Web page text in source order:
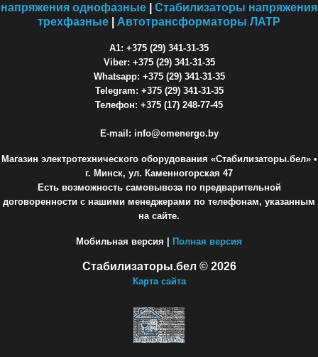
напряжения однофазные
Стабилизаторы напряжения
трехфазные
Автотрансформаторы ЛАТР
A1: +375 (29) 341-31-35
Viber: +375 (29) 341-31-35
Whatsapp: +375 (29) 341-31-35
Telegram: +375 (29) 341-31-35
Телефон: +375 (17) 248-77-45
E-mail: info@omenergo.by
Магазин электротехнического оборудования «Стабилизаторы.бел»•
г. Минск, ул. Каменногорская 47
Есть возможность самовывоза по предварительной
договоренности с нашими менеджерами по телефонам, указанным
на сайте.
Мобильная версия | Полная версия
Стабилизаторы.бел © 2026
Карта сайта